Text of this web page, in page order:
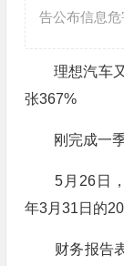
告公布信息
理想汽车又
张367%
刚完成一季
5月26日，
年3月31日的
财务报告表